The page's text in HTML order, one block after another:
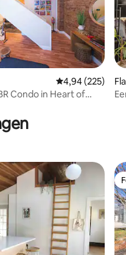
op 5, 168 recensies
Gemiddelde
4,94 (225)
Condo in Heart of